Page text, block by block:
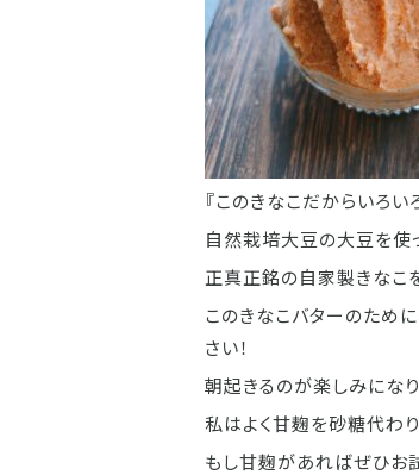
『このきなこだからいろい
自然栽培大豆の大豆を使っ
正真正銘の自家製きなこ
このきなこバターのため
さい！
朝起きるのが楽しみになり
私はよく甘麹を砂糖代わ
もし甘麹があればぜひお